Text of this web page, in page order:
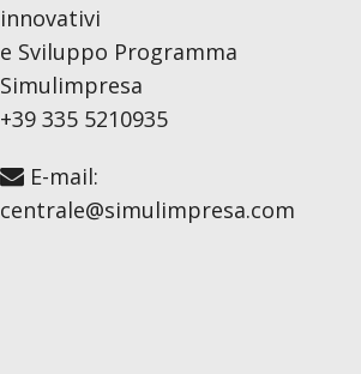
innovativi
e Sviluppo Programma
Simulimpresa
+39 335 5210935
E-mail:
centrale@simulimpresa.com